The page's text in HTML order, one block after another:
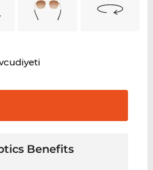
Benefits